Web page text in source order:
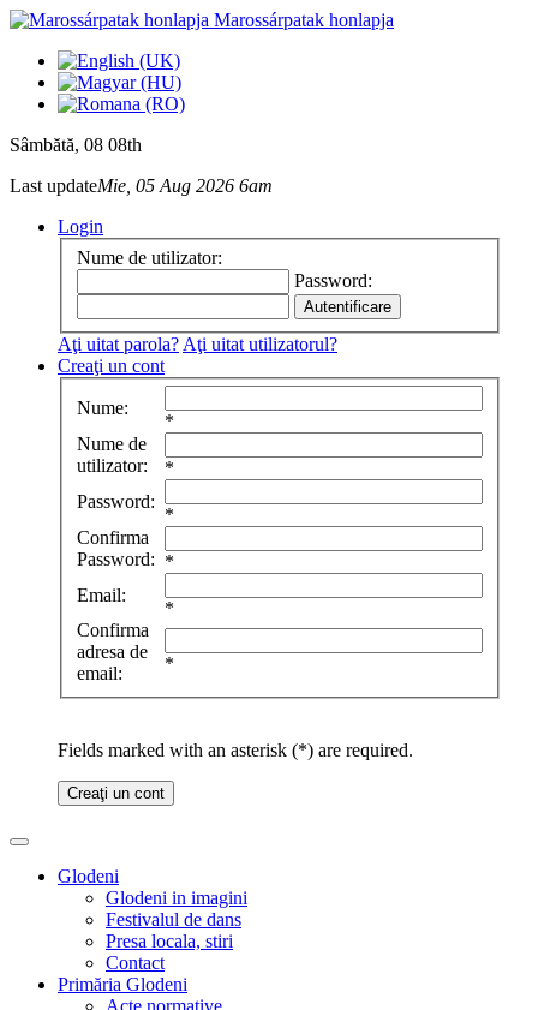
Marossárpatak honlapja
Sâmbătă, 08 08th
Last updateMie, 05 Aug 2026 6am
Login
Nume de utilizator:
Password:
Aţi uitat parola? Aţi uitat utilizatorul?
Creaţi un cont
Nume:
*
Nume de
utilizator:
*
Password:
*
Confirma
Password: *
Email:
*
Confirma
adresa de
email:
*
Fields marked with an asterisk (*) are required.
Creaţi un cont
Glodeni
Glodeni in imagini
Festivalul de dans
Presa locala, stiri
Contact
Primăria Glodeni